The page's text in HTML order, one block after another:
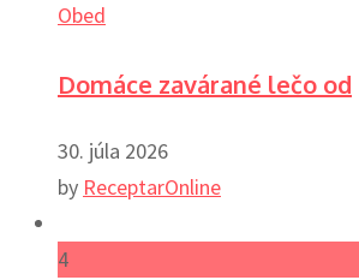
Obed
Domáce zavárané lečo od
30. júla 2026
by ReceptarOnline
4